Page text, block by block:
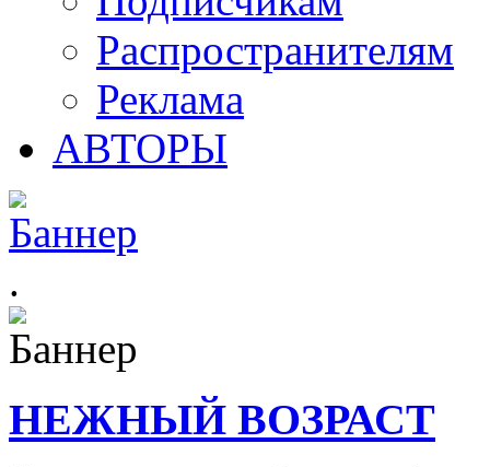
Распространителям
Реклама
АВТОРЫ
.
НЕЖНЫЙ ВОЗРАСТ